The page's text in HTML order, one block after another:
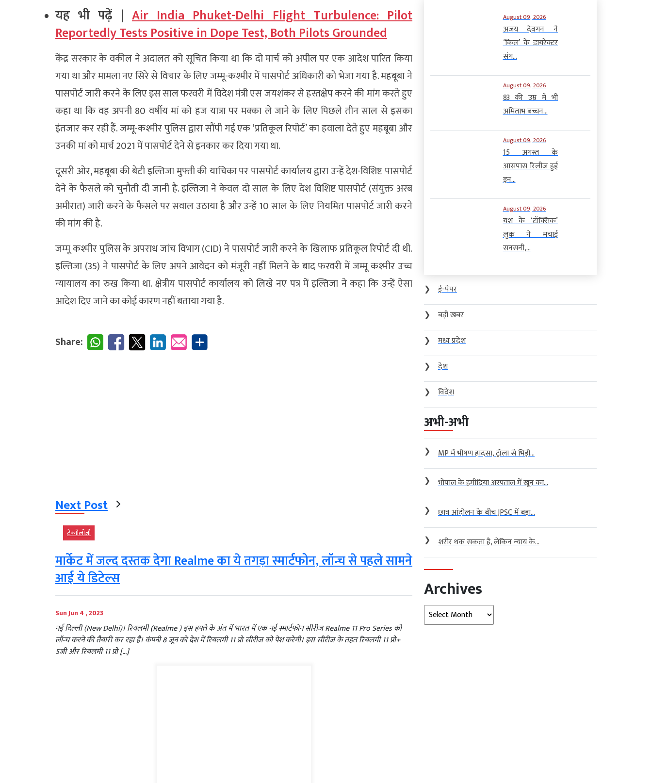
यह भी पढ़ें | Air India Phuket-Delhi Flight Turbulence: Pilot
Reportedly Tests Positive in Dope Test, Both Pilots Grounded
केंद्र सरकार के वकील ने अदालत को सूचित किया था कि दो मार्च को अपील पर एक आदेश पारित किया
गया था और मामला नए सिरे से विचार के लिए जम्मू-कश्मीर में पासपोर्ट अधिकारी को भेजा गया है. महबूबा ने
पासपोर्ट जारी करने के लिए इस साल फरवरी में विदेश मंत्री एस जयशंकर से हस्तक्षेप करने की मांग करते हुए
कहा था कि वह अपनी 80 वर्षीय मां को हज यात्रा पर मक्का ले जाने के लिए पिछले तीन साल से इसका
इंतजार कर रही हैं. जम्मू-कश्मीर पुलिस द्वारा सौंपी गई एक ‘प्रतिकूल रिपोर्ट’ का हवाला देते हुए महबूबा और
उनकी मां को मार्च 2021 में पासपोर्ट देने से इनकार कर दिया गया था.
दूसरी ओर, महबूबा की बेटी इल्तिजा मुफ्ती की याचिका पर पासपोर्ट कार्यालय द्वारा उन्हें देश-विशिष्ट पासपोर्ट
देने के फैसले को चुनौती दी जानी है. इल्तिजा ने केवल दो साल के लिए देश विशिष्ट पासपोर्ट (संयुक्त अरब
अमीरात) जारी करने के फैसले पर सवाल उठाया है और उन्हें 10 साल के लिए नियमित पासपोर्ट जारी करने
की मांग की है.
जम्मू कश्मीर पुलिस के अपराध जांच विभाग (CID) ने पासपोर्ट जारी करने के खिलाफ प्रतिकूल रिपोर्ट दी थी.
इल्तिजा (35) ने पासपोर्ट के लिए अपने आवेदन को मंजूरी नहीं मिलने के बाद फरवरी में जम्मू कश्मीर उच्च
न्यायालय का रुख किया था. क्षेत्रीय पासपोर्ट कार्यालय को लिखे नए पत्र में इल्तिजा ने कहा कि उन्हें ऐसा
आदेश दिए जाने का कोई कारण नहीं बताया गया है.
Share:
Next Post
टेक्‍नोलॉजी
मार्केट में जल्द दस्तक देगा Realme का ये तगड़ा स्मार्टफोन, लॉन्च से पहले सामने
आई ये डिटेल्स
Sun Jun 4 , 2023
नई दिल्ली (New Delhi)। रियलमी (Realme ) इस हफ्ते के अंत में भारत में एक नई स्मार्टफोन सीरीज Realme 11 Pro Series को
लॉन्च करने की तैयारी कर रहा है। कंपनी 8 जून को देश में रियलमी 11 प्रो सीरीज को पेश करेगी। इस सीरीज के तहत रियलमी 11 प्रो+
5जी और रियलमी 11 प्रो […]
August 09, 2026
अजय देवगन ने
‘किल’ के डायरेक्टर
संग...
August 09, 2026
83 की उम्र में भी
अमिताभ बच्चन...
August 09, 2026
15 अगस्त के
आसपास रिलीज हुई
इन...
August 09, 2026
यश के ‘टॉक्सिक’
लुक ने मचाई
सनसनी,...
❯
ई-पेपर
❯
बड़ी खबर
❯
मध्य प्रदेश
❯
देश
❯
विदेश
अभी-अभी
❯ MP में भीषण हादसा, ट्रॉला से भिड़ी...
❯ भोपाल के हमीदिया अस्पताल में खून का...
❯ छात्र आंदोलन के बीच JPSC में बड़ा...
❯ शरीर थक सकता है, लेकिन न्याय के...
Archives
Archives